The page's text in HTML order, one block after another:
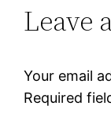
Leave
Your email
Required